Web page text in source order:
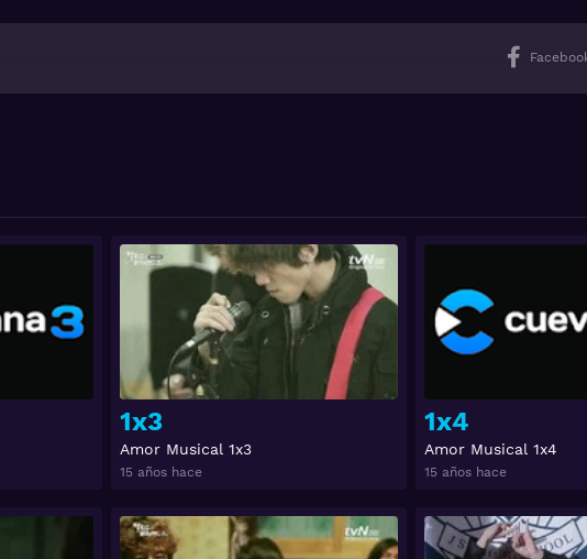
Ver
1x3
Amor Musical 1x3
15 años hace
1x4
Amor Musical 1x4
15 años hace
Ver Ver